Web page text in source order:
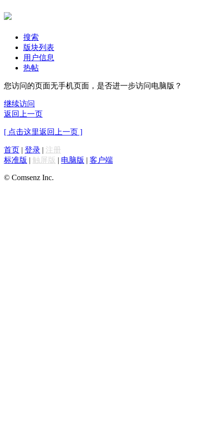
搜索
版块列表
用户信息
热帖
您访问的页面无手机页面，是否进一步访问电脑版？
继续访问
返回上一页
[ 点击这里返回上一页 ]
首页 | 登录 | 注册
标准版 | 触屏版 | 电脑版 | 客户端
© Comsenz Inc.